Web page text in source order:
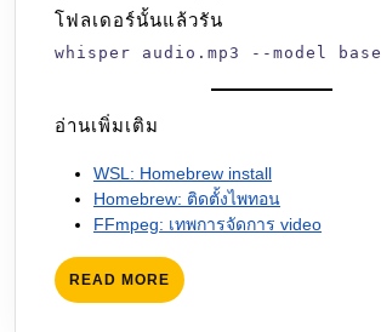
โฟลเดอร์นั้นแล้วรัน
whisper audio.mp3 --model base
อ่านเพิ่มเติม
WSL: Homebrew install
Homebrew: ติดตั้งไพทอน
FFmpeg: เทพการจัดการ video
READ MORE READ
MORE